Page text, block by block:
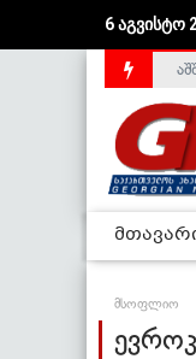
6 აგვისტო
მსოფლიო